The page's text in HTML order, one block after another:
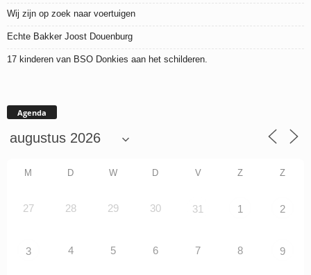
Wij zijn op zoek naar voertuigen
Echte Bakker Joost Douenburg
17 kinderen van BSO Donkies aan het schilderen.
Agenda
M D W D V Z Z
27 28 29 30 31 1 2
3 4 5 6 7 8 9